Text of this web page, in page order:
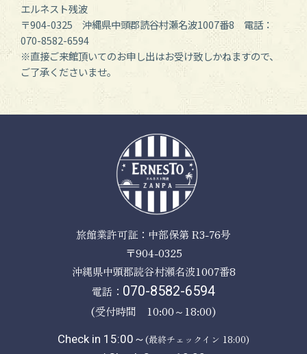
エルネスト残波
〒904-0325 沖縄県中頭郡読谷村瀬名波1007番8 電話：
070-8582-6594
※直接ご来館頂いてのお申し出はお受け致しかねますので、
ご了承くださいませ。
旅館業許可証：中部保第 R3-76号
〒904-0325
沖縄県中頭郡読谷村瀬名波1007番8
電話： 070-8582-6594
(受付時間 10:00～18:00)
Check in 15:00～(最終チェックイン 18:00)